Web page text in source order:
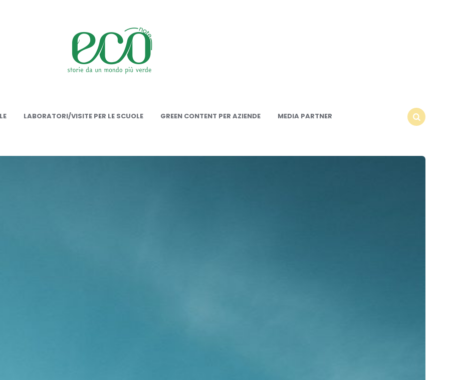
LABORATORI/VISITE PER LE SCUOLE GREEN CONTENT PER AZIENDE
MEDIA PARTNER